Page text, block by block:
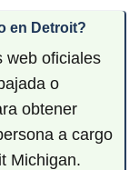
en Detroit?
web oficiales
o
obtener
a cargo
Michigan.